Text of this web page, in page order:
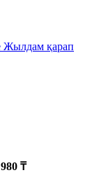
Жылдам қарап
980 ₸